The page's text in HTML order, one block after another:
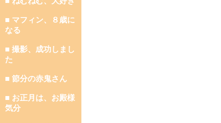
■ マフィン、８歳に
なる
■ 撮影、成功しまし
た
■ 節分の赤鬼さん
■ お正月は、お殿様
気分